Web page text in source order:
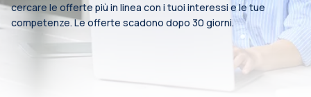
cercare le offerte più in linea con i tuoi interessi e le tue
competenze. Le offerte scadono dopo 30 giorni.